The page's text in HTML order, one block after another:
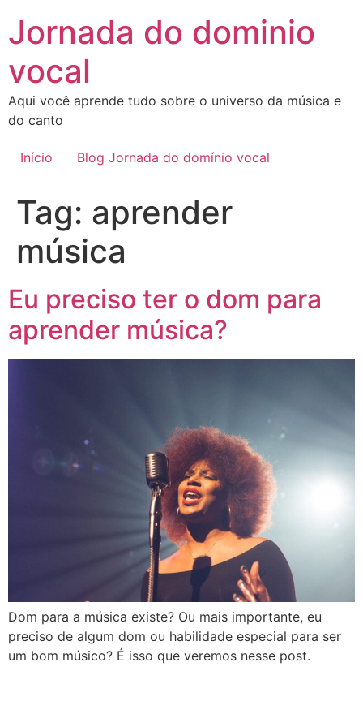
conteúdo
Jornada do dominio
vocal
Aqui você aprende tudo sobre o universo da música e
do canto
Início Blog Jornada do domínio vocal
Tag: aprender
música
Eu preciso ter o dom para
aprender música?
Dom para a música existe? Ou mais importante, eu
preciso de algum dom ou habilidade especial para ser
um bom músico? É isso que veremos nesse post.